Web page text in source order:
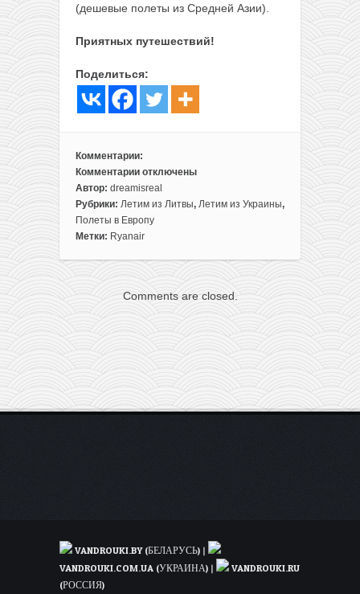
(дешевые полеты из Средней Азии).
Приятных путешествий!
Поделиться:
Комментарии:
Комментарии
к
записи
Киберпонедельник
от
полеты
Прибалтики
и
Украины
в
Европу
в
отключены
Автор: dreamisreal
Рубрики: Летим из Литвы, Летим из Украины,
Полеты в Европу
Метки: Ryanair
Comments are closed.
VANDROUKI.BY (БЕЛАРУСЬ) |
VANDROUKI.COM.UA (УКРАИНА) |
VANDROUKI.RU
(РОССИЯ)